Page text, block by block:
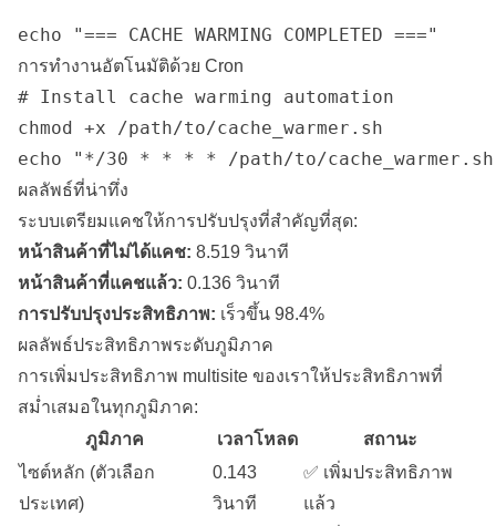
การทำงานอัตโนมัติด้วย Cron
# Install cache warming automation
chmod +x /path/to/cache_warmer.sh
ผลลัพธ์ที่น่าทึ่ง
ระบบเตรียมแคชให้การปรับปรุงที่สำคัญที่สุด:
หน้าสินค้าที่ไม่ได้แคช: 8.519 วินาที
หน้าสินค้าที่แคชแล้ว: 0.136 วินาที
การปรับปรุงประสิทธิภาพ: เร็วขึ้น 98.4%
ผลลัพธ์ประสิทธิภาพระดับภูมิภาค
การเพิ่มประสิทธิภาพ multisite ของเราให้ประสิทธิภาพที่
สม่ำเสมอในทุกภูมิภาค:
ภูมิภาค
เวลาโหลด
สถานะ
ไซต์หลัก (ตัวเลือก
ประเทศ)
0.143
วินาที
✅ เพิ่มประสิทธิภาพ
แล้ว